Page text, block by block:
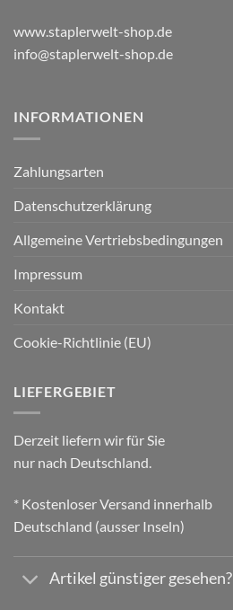
www.staplerwelt-shop.de
info@staplerwelt-shop.de
INFORMATIONEN
Zahlungsarten
Datenschutzerklärung
Allgemeine Vertriebsbedingungen
Impressum
Kontakt
Cookie-Richtlinie (EU)
LIEFERGEBIET
Derzeit liefern wir für Sie
nur nach Deutschland.
* Kostenloser Versand innerhalb
Deutschland (ausser Inseln)
Artikel günstiger gesehen?